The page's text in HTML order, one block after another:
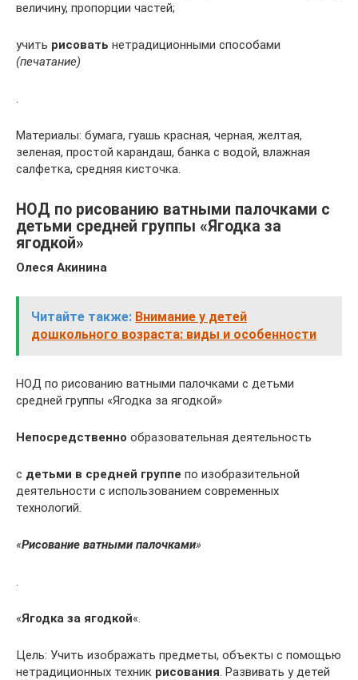
величину, пропорции частей;
учить рисовать нетрадиционными способами
(печатание)
.
Материалы: бумага, гуашь красная, черная, желтая,
зеленая, простой карандаш, банка с водой, влажная
салфетка, средняя кисточка.
НОД по рисованию ватными палочками с
детьми средней группы «Ягодка за
ягодкой»
Олеся Акинина
Читайте также: Внимание у детей
дошкольного возраста: виды и особенности
НОД по рисованию ватными палочками с детьми
средней группы «Ягодка за ягодкой»
Непосредственно образовательная деятельность
с детьми в средней группе по изобразительной
деятельности с использованием современных
технологий.
«Рисование ватными палочками»
.
«Ягодка за ягодкой«.
Цель: Учить изображать предметы, объекты с помощью
нетрадиционных техник рисования. Развивать у детей